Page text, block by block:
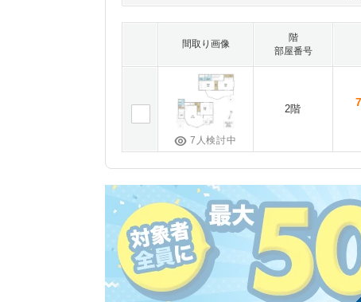
間取り画像
階
部屋番号
7人検討中
2階